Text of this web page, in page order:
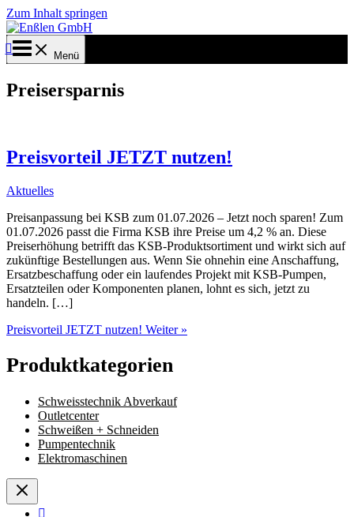
Zum Inhalt springen
Menü
Preisersparnis
Preisvorteil JETZT nutzen!
Aktuelles
Preisanpassung bei KSB zum 01.07.2026 – Jetzt noch sparen! Zum
01.07.2026 passt die Firma KSB ihre Preise um 4,2 % an. Diese
Preiserhöhung betrifft das KSB-Produktsortiment und wirkt sich auf
zukünftige Bestellungen aus. Wenn Sie ohnehin eine Anschaffung,
Ersatzbeschaffung oder ein laufendes Projekt mit KSB-Pumpen,
Ersatzteilen oder Komponenten planen, lohnt es sich, jetzt zu
handeln. […]
Preisvorteil JETZT nutzen! Weiter »
Produktkategorien
Schweisstechnik Abverkauf
Outletcenter
Schweißen + Schneiden
Pumpentechnik
Elektromaschinen